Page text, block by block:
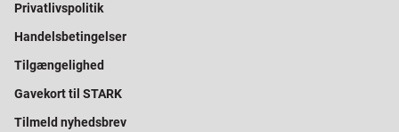
Privatlivspolitik
Handelsbetingelser
Tilgængelighed
Gavekort til STARK
Tilmeld nyhedsbrev